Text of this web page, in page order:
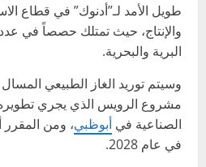
طويل الأمد لـ”أدنوك” في قطاع
والإنتاج، حيث تمتلك حصصاً في
البرية والبحرية.
وسيتم توريد الغاز الطبيعي
مشروع الرويس الذي يجري
الصناعية في أبوظبي، ومن المقرر
في عام 2028.